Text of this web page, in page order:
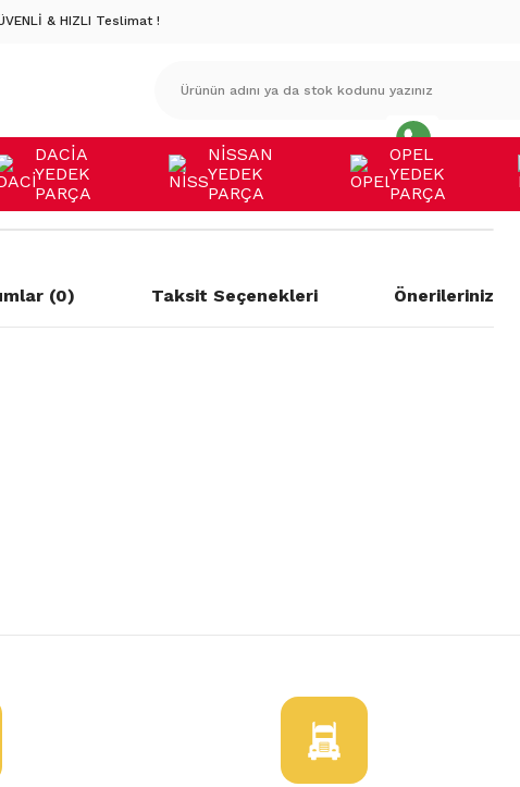
& HIZLI Teslimat !
DACİA
YEDEK
PARÇA
NİSSAN
YEDEK
PARÇA
OPEL
YEDEK
PARÇA
(0) Taksit Seçenekleri Önerileriniz